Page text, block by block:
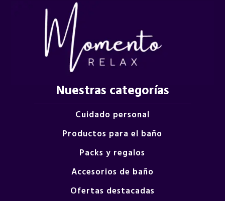
Nuestras categorías
Cuidado personal
Productos para el baño
Packs y regalos
Accesorios de baño
Ofertas destacadas